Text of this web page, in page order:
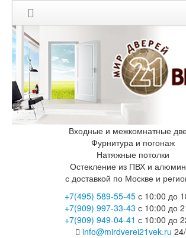
Корзина
Каталог
Входные двери
Двери с терморазрывом для улицы
Противопожарные двери
Двери Бункер
Двери Лекс
Двери Рыцарь
Двери Термодор
Арктика
Монолит
Стайл
Термо
Входные и межкомнатные
Фурнитура и погонаж
Натяжные потолки
Остекление из ПВХ и
с доставкой по Москве и
+7(495) 589-55-45с 10:00 до
+7(909) 997-33-43 с 10:00 до
+7(909) 949-04-41 с 10:00 до
info@mirdverei21vek.ru